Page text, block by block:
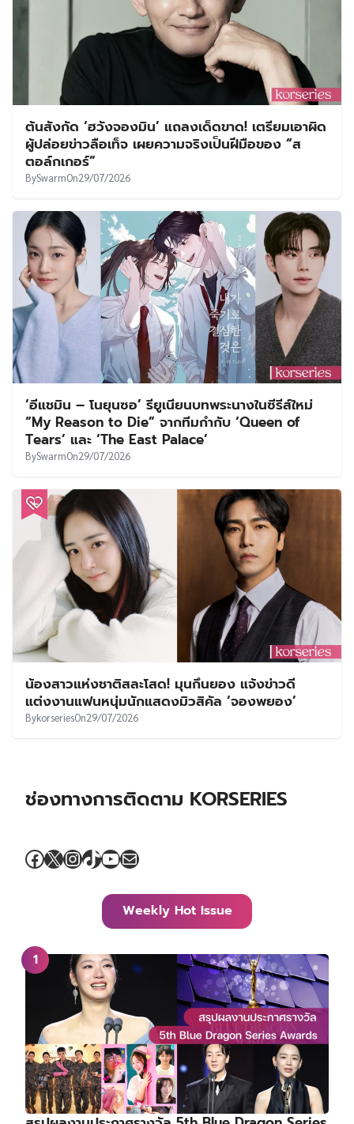
ต้นสังกัด ‘ฮวังจองมิน’ แถลงเด็ดขาด! เตรียมเอาผิด
ผู้ปล่อยข่าวลือเท็จ เผยความจริงเป็นฝีมือของ “ส
ตอล์กเกอร์”
BySwarmOn29/07/2026
‘อีแชมิน – โนยุนซอ’ รียูเนียนบทพระนางในซีรีส์ใหม่
“My Reason to Die” จากทีมกำกับ ‘Queen of
Tears’ และ ‘The East Palace’
BySwarmOn29/07/2026
น้องสาวแห่งชาติสละโสด! มุนกึนยอง แจ้งข่าวดี
แต่งงานแฟนหนุ่มนักแสดงมิวสิคัล ‘จองพยอง’
BykorseriesOn29/07/2026
ช่องทางการติดตาม KORSERIES
Facebook
X Instagram
TikTok
YouTube
Mail
Weekly Hot Issue